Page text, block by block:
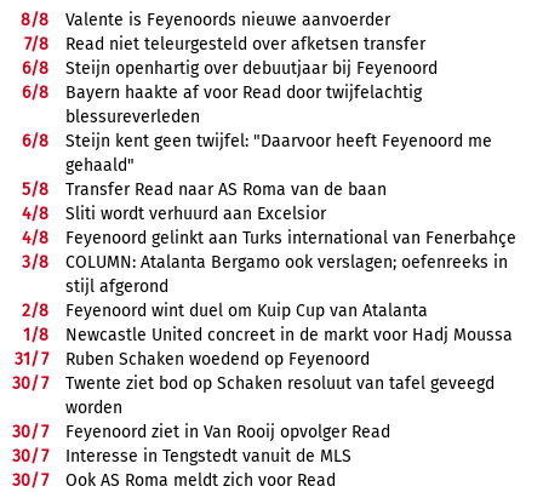
8/8
Valente is Feyenoords nieuwe aanvoerder
7/8
Read niet teleurgesteld over afketsen transfer
6/8
Steijn openhartig over debuutjaar bij Feyenoord
6/8
Bayern haakte af voor Read door twijfelachtig
blessureverleden
6/8
Steijn kent geen twijfel: "Daarvoor heeft Feyenoord me
gehaald"
5/8
Transfer Read naar AS Roma van de baan
4/8
Sliti wordt verhuurd aan Excelsior
4/8
Feyenoord gelinkt aan Turks international van Fenerbahçe
3/8
COLUMN: Atalanta Bergamo ook verslagen; oefenreeks in
stijl afgerond
2/8
Feyenoord wint duel om Kuip Cup van Atalanta
1/8
Newcastle United concreet in de markt voor Hadj Moussa
31/7
Ruben Schaken woedend op Feyenoord
30/7
Twente ziet bod op Schaken resoluut van tafel geveegd
worden
30/7
Feyenoord ziet in Van Rooij opvolger Read
30/7
Interesse in Tengstedt vanuit de MLS
30/7
Ook AS Roma meldt zich voor Read